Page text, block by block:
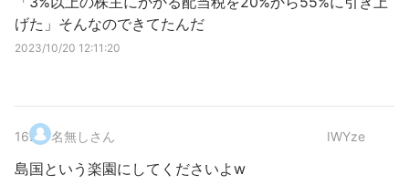
げた」そんなのできてたんだ
2023/10/20 12:11:20
16. 名無しさん IWYze
島国という楽園にしてくださいよw